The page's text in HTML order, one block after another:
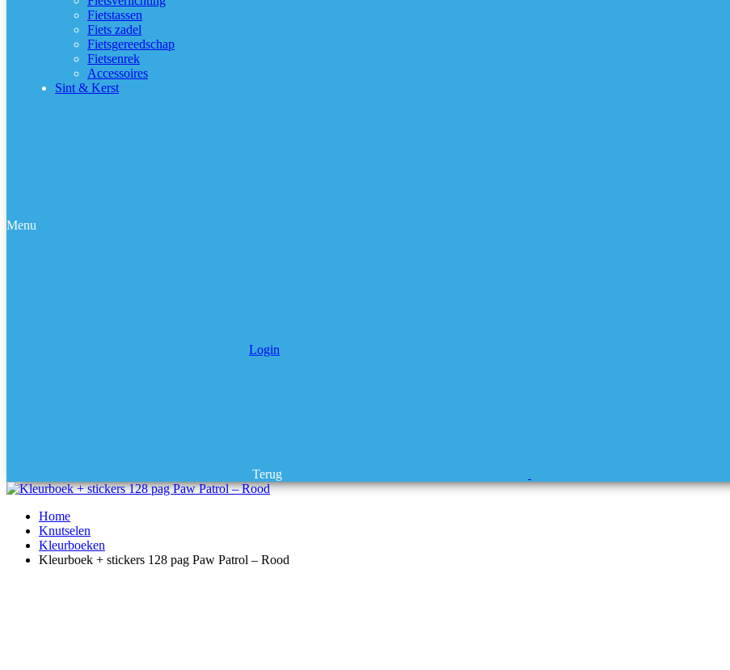
Fietstassen
Fiets zadel
Fietsgereedschap
Fietsenrek
Accessoires
Sint & Kerst
Menu
Login
Terug
Home
Knutselen
Kleurboeken
Kleurboek + stickers 128 pag Paw Patrol – Rood